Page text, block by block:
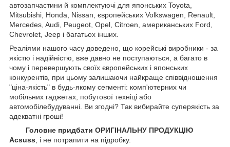
автозапчастини й комплектуючі для японських Toyota,
Mitsubishi, Honda, Nissan, європейських Volkswagen, Renault,
Mercedes, Audi, Peugeot, Opel, Citroen, американських Ford,
Chevrolet, Jeep і багатьох інших.
Реаліями нашого часу доведено, що корейські виробники - за
якістю і надійністю, вже давно не поступаються, а багато в
чому і перевершують своїх європейських і японських
конкурентів, при цьому залишаючи найкраще співвідношення
"ціна-якість" в будь-якому сегменті: комп'ютерних чи
мобільних гаджетах, побутової техніці або
автомобілебудуванні. Ви згодні? Так вибирайте суперякість за
адекватні гроші!
Головне придбати ОРИГІНАЛЬНУ ПРОДУКЦІЮ
Acsuss , і не потрапити на підробку.